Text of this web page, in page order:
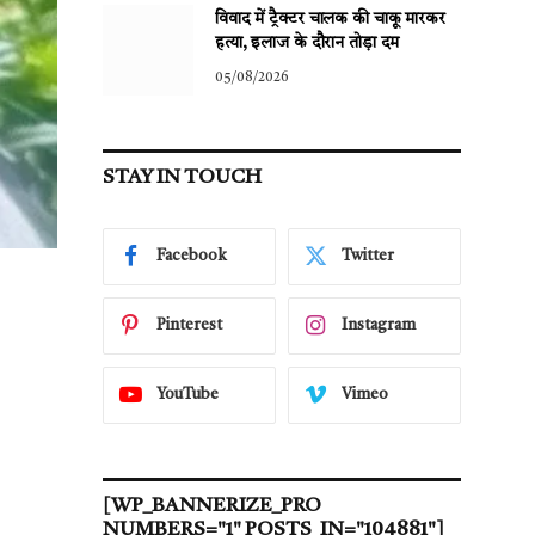
विवाद में ट्रैक्टर चालक की चाकू मारकर
हत्या, इलाज के दौरान तोड़ा दम
05/08/2026
STAY IN TOUCH
Facebook Twitter
Pinterest Instagram
YouTube Vimeo
[WP_BANNERIZE_PRO
NUMBERS="1" POSTS_IN="104881"]